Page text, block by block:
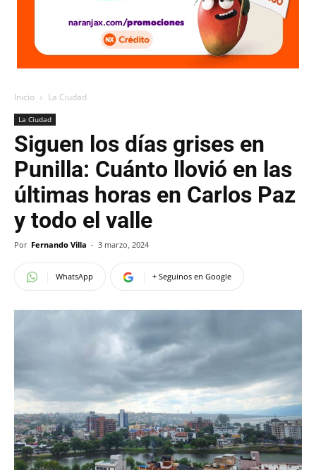
Inicio La Ciudad
La Ciudad
Siguen los días grises en
Punilla: Cuánto llovió en las
últimas horas en Carlos Paz
y todo el valle
Por Fernando Villa - 3 marzo, 2024
WhatsApp + Seguinos en Google